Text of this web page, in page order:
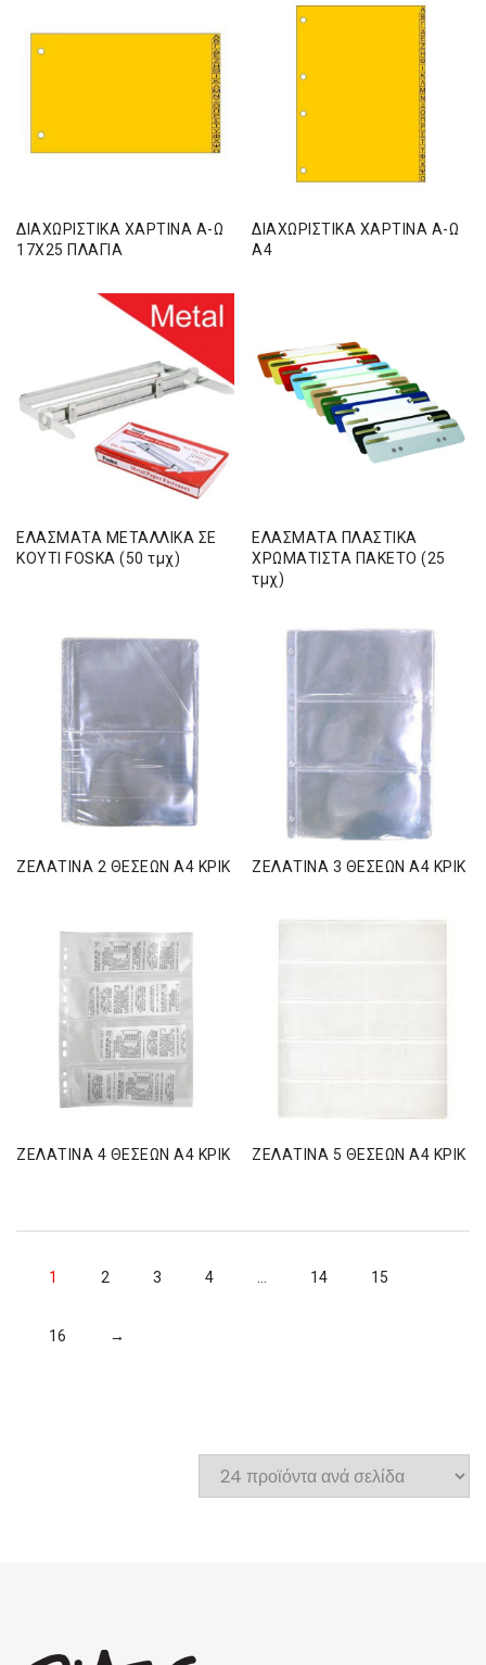
ΔΙΑΧΩΡΙΣΤΙΚΑ ΧΑΡΤΙΝΑ Α-Ω
17Χ25 ΠΛΑΓΙΑ
ΔΙΑΧΩΡΙΣΤΙΚΑ ΧΑΡΤΙΝΑ Α-Ω
Α4
ΕΛΑΣΜΑΤΑ ΜΕΤΑΛΛΙΚΑ ΣΕ
ΚΟΥΤΙ FOSKA (50 τμχ)
ΕΛΑΣΜΑΤΑ ΠΛΑΣΤΙΚΑ
ΧΡΩΜΑΤΙΣΤΑ ΠΑΚΕΤΟ (25
τμχ)
ΖΕΛΑΤΙΝΑ 2 ΘΕΣΕΩΝ Α4 ΚΡΙΚ ΖΕΛΑΤΙΝΑ 3 ΘΕΣΕΩΝ Α4 ΚΡΙΚ
ΖΕΛΑΤΙΝΑ 4 ΘΕΣΕΩΝ Α4 ΚΡΙΚ ΖΕΛΑΤΙΝΑ 5 ΘΕΣΕΩΝ Α4 ΚΡΙΚ
1 2 3 4 14 15
16 →